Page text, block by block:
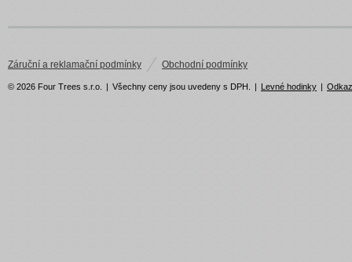
Záruční a reklamační podmínky Obchodní podmínky
© 2026 Four Trees s.r.o. | Všechny ceny jsou uvedeny s DPH. | Levné hodinky |